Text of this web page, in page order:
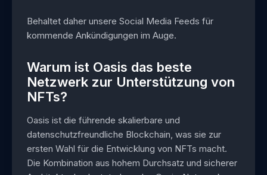
Behaltet daher unsere Social Media Feeds für
kommende Ankündigungen im Auge.
Warum ist Oasis das beste
Netzwerk zur Unterstützung von
NFTs?
Oasis ist die führende skalierbare und
datenschutzfreundliche Blockchain, was sie zur
ersten Wahl für die Entwicklung von NFTs macht.
Die Kombination aus hohem Durchsatz und sicherer